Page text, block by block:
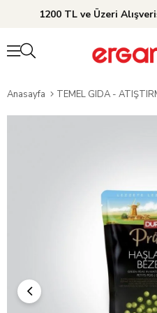
1200 TL ve Üzeri
Anasayfa TEMEL GIDA -